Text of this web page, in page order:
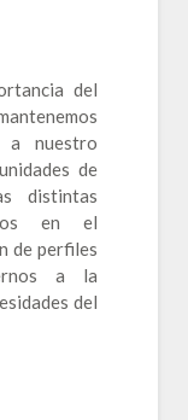
del
a nuestro
de
distintas
en el
de perfiles
a la
del